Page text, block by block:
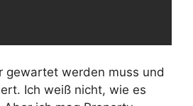
gewartet werden muss und
Ich weiß nicht, wie es